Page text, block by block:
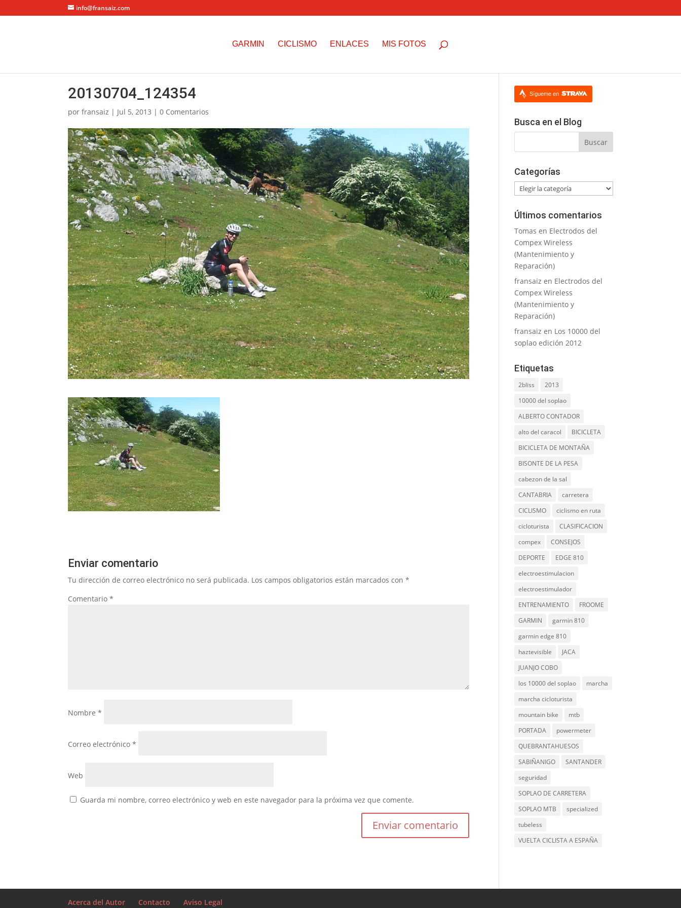
info@fransaiz.com
GARMIN CICLISMO ENLACES MIS FOTOS
20130704_124354
porfransaiz | Jul 5, 2013 |0 Comentarios
Enviar comentario
Tu dirección de correo electrónico no será publicada. Los campos obligatorios están marcados con*
Comentario*
Nombre*
Correo electrónico*
Web
Guarda mi nombre, correo electrónico y web en este navegador para la próxima vez que comente.
Sígueme en
Busca en el Blog
Categorías
Categorías
Últimos comentarios
Tomas en Electrodos del
Compex Wireless
(Mantenimiento y
Reparación)
fransaiz en Electrodos del
Compex Wireless
(Mantenimiento y
Reparación)
fransaiz en Los 10000 del
soplao edición 2012
Etiquetas
2bliss
2013
10000 del soplao
ALBERTO CONTADOR
alto del caracol
BICICLETA
BICICLETA DE MONTAÑA
BISONTE DE LA PESA
cabezon de la sal
CANTABRIA
carretera
CICLISMO
ciclismo en ruta
cicloturista
CLASIFICACION
compex
CONSEJOS
DEPORTE
EDGE 810
electroestimulacion
electroestimulador
ENTRENAMIENTO
FROOME
GARMIN
garmin 810
garmin edge 810
haztevisible
JACA
JUANJO COBO
los 10000 del soplao
marcha
marcha cicloturista
mountain bike
mtb
PORTADA
powermeter
QUEBRANTAHUESOS
SABIÑANIGO
SANTANDER
seguridad
SOPLAO DE CARRETERA
SOPLAO MTB
specialized
tubeless
VUELTA CICLISTA A ESPAÑA
Acerca del Autor Contacto Aviso Legal